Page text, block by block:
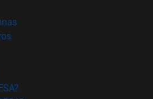
(abre en nueva ventana)
(abre en nueva ventana)